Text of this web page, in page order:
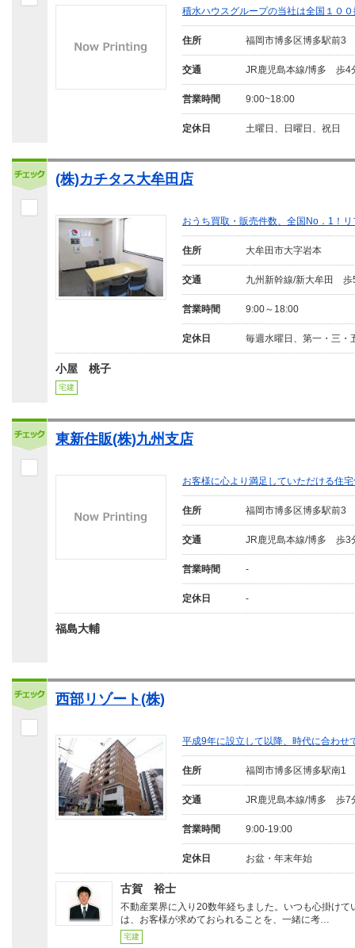
積水ハウスグループの当社は全国１０
住所 福岡市博多区博多駅前3
交通 JR鹿児島本線/博多 歩4
営業時間 9:00~18:00
定休日 土曜日、日曜日、祝日
(株)カチタス大牟田店
おうち買取・販売件数、全国No．1！
住所 大牟田市大字岩本
交通 九州新幹線/新大牟田 歩
営業時間 9:00～18:00
定休日 毎週水曜日、第一・三
小屋 桃子
宅建
東新住販(株)九州支店
お客様に心より満足していただける住
住所 福岡市博多区博多駅前3
交通 JR鹿児島本線/博多 歩3
営業時間 -
定休日 -
福島大輔
西部リゾート(株)
平成9年に設立して以降、時代に合わせ
住所 福岡市博多区博多駅南1
交通 JR鹿児島本線/博多 歩7
営業時間 9:00-19:00
定休日 お盆・年末年始
古賀 裕士
不動産業界に入り20数年経ちました。いつも心掛けて
は、お客様が求めておられることを、一緒に考…
宅建